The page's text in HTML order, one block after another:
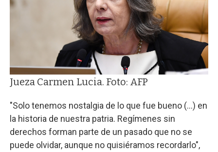
Jueza Carmen Lucia. Foto: AFP
"Solo tenemos nostalgia de lo que fue bueno (...) en
la historia de nuestra patria. Regímenes sin
derechos forman parte de un pasado que no se
puede olvidar, aunque no quisiéramos recordarlo",